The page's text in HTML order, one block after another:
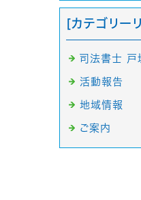
[カテゴリー
司法書士
活動報告
地域情報
ご案内